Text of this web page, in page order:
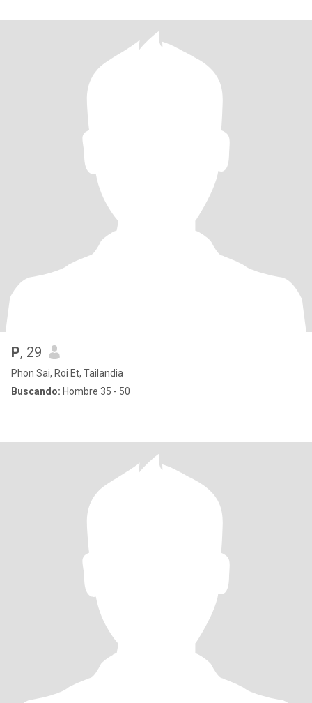
P, 29
Phon Sai, Roi Et, Tailandia
Buscando: Hombre 35 - 50